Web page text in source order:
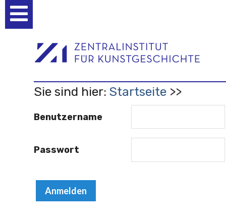
Werkzeuge
Sie sind hier: Startseite
Benutzername
Passwort